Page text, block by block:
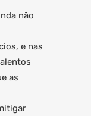
não
e nas
as